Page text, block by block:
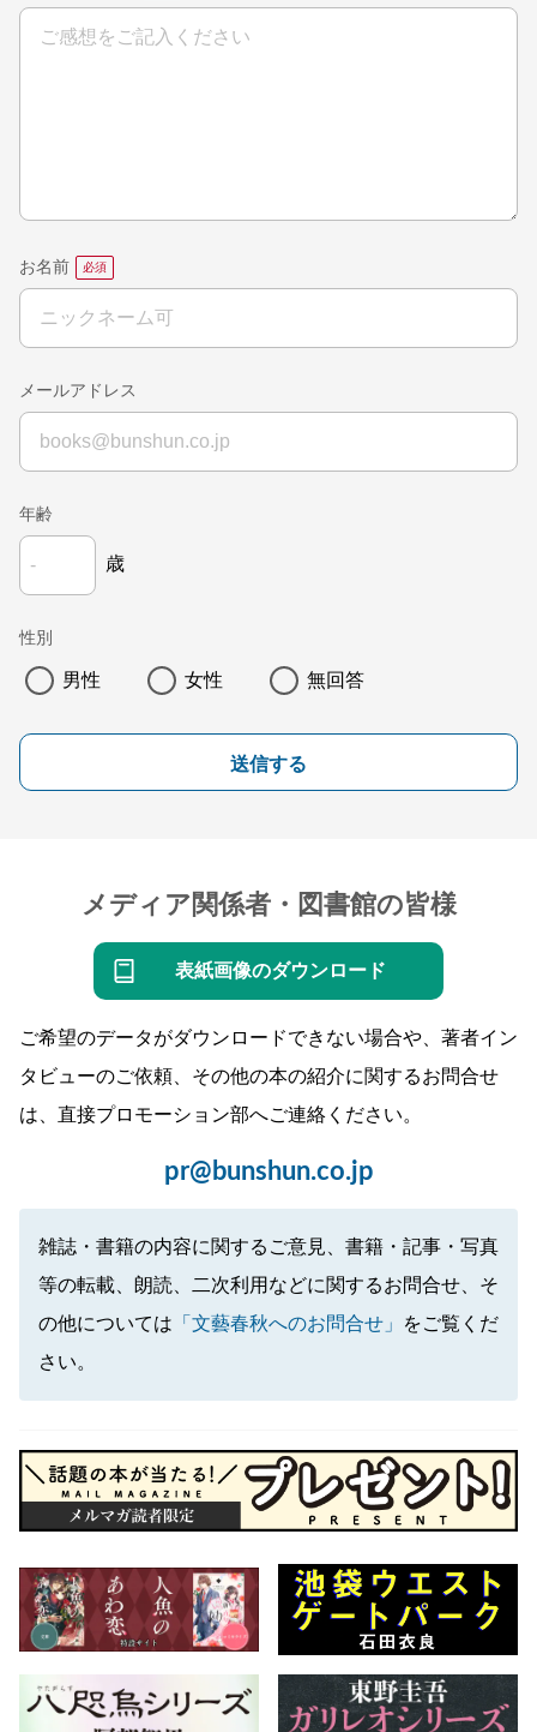
お名前
メールアドレス
年齢
歳
性別
男性 女性 無回答
送信する
メディア関係者・図書館の皆様
表紙画像のダウンロード
ご希望のデータがダウンロードできない場合や、著者イン
タビューのご依頼、その他の本の紹介に関するお問合せ
は、直接プロモーション部へご連絡ください。
pr@bunshun.co.jp
雑誌・書籍の内容に関するご意見、書籍・記事・写真
等の転載、朗読、二次利用などに関するお問合せ、そ
の他については 「文藝春秋へのお問合せ」
をご覧くだ
さい。